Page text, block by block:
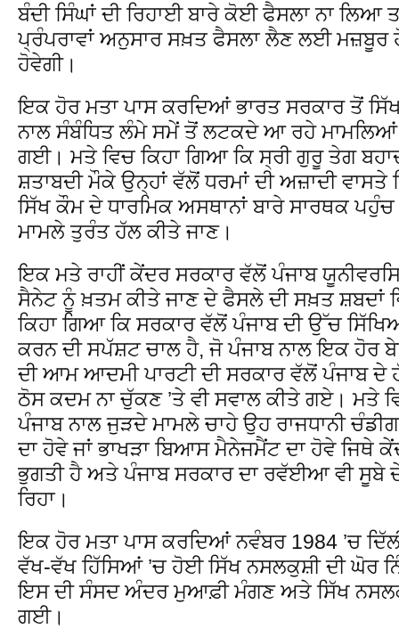
ਬੰਦੀ ਸਿੰਘਾਂ ਦੀ ਰਿਹਾਈ ਬਾਰੇ ਕੋਈ ਫੈਸਲਾ ਨਾ ਲਿਆ
ਪ੍ਰੰਪਰਾਵਾਂ ਅਨੁਸਾਰ ਸਖ਼ਤ ਫੈਸਲਾ ਲੈਣ ਲਈ ਮਜ਼ਬੂਰ
ਹੋਵੇਗੀ।
ਇਕ ਹੋਰ ਮਤਾ ਪਾਸ ਕਰਦਿਆਂ ਭਾਰਤ ਸਰਕਾਰ ਤੋਂ
ਨਾਲ ਸੰਬੰਧਿਤ ਲੰਮੇ ਸਮੇਂ ਤੋਂ ਲਟਕਦੇ ਆ ਰਹੇ ਮਾਮਲਿਆਂ
ਗਈ। ਮਤੇ ਵਿਚ ਕਿਹਾ ਗਿਆ ਕਿ ਸ੍ਰੀ ਗੁਰੂ ਤੇਗ
ਸ਼ਤਾਬਦੀ ਮੌਕੇ ਉਨ੍ਹਾਂ ਵੱਲੋਂ ਧਰਮਾਂ ਦੀ ਅਜ਼ਾਦੀ
ਸਿੱਖ ਕੌਮ ਦੇ ਧਾਰਮਿਕ ਅਸਥਾਨਾਂ ਬਾਰੇ ਸਾਰਥਕ
ਮਾਮਲੇ ਤੁਰੰਤ ਹੱਲ ਕੀਤੇ ਜਾਣ।
ਇਕ ਮਤੇ ਰਾਹੀਂ ਕੇਂਦਰ ਸਰਕਾਰ ਵੱਲੋਂ ਪੰਜਾਬ
ਸੈਨੇਟ ਨੂੰ ਖ਼ਤਮ ਕੀਤੇ ਜਾਣ ਦੇ ਫੈਸਲੇ ਦੀ ਸਖ਼ਤ ਸ਼ਬਦਾਂ
ਕਿਹਾ ਗਿਆ ਕਿ ਸਰਕਾਰ ਵੱਲੋਂ ਪੰਜਾਬ ਦੀ ਉੱਚ
ਕਰਨ ਦੀ ਸਪੱਸ਼ਟ ਚਾਲ ਹੈ, ਜੋ ਪੰਜਾਬ ਨਾਲ ਇਕ ਹੋਰ
ਦੀ ਆਮ ਆਦਮੀ ਪਾਰਟੀ ਦੀ ਸਰਕਾਰ ਵੱਲੋਂ ਪੰਜਾਬ ਦੇ
ਠੋਸ ਕਦਮ ਨਾ ਚੁੱਕਣ ’ਤੇ ਵੀ ਸਵਾਲ ਕੀਤੇ ਗਏ। ਮਤੇ
ਪੰਜਾਬ ਨਾਲ ਜੁੜਦੇ ਮਾਮਲੇ ਚਾਹੇ ਉਹ ਰਾਜਧਾਨੀ
ਦਾ ਹੋਵੇ ਜਾਂ ਭਾਖੜਾ ਬਿਆਸ ਮੈਨੇਜਮੈਂਟ ਦਾ ਹੋਵੇ ਜਿਥੇ
ਭੁਗਤੀ ਹੈ ਅਤੇ ਪੰਜਾਬ ਸਰਕਾਰ ਦਾ ਰਵੱਈਆ ਵੀ ਸੂਬੇ ਦੇ
ਰਿਹਾ।
ਇਕ ਹੋਰ ਮਤਾ ਪਾਸ ਕਰਦਿਆਂ ਨਵੰਬਰ 1984 ’ਚ
ਵੱਖ-ਵੱਖ ਹਿੱਸਿਆਂ ’ਚ ਹੋਈ ਸਿੱਖ ਨਸਲਕੁਸ਼ੀ ਦੀ ਘੋਰ
ਇਸ ਦੀ ਸੰਸਦ ਅੰਦਰ ਮੁਆਫ਼ੀ ਮੰਗਣ ਅਤੇ ਸਿੱਖ
ਗਈ।